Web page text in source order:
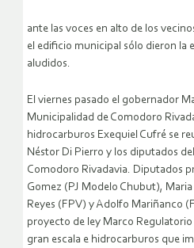
ante las voces en alto de los
el edificio municipal sólo dieron la
aludidos.
El viernes pasado el gobernador
Municipalidad de Comodoro
hidrocarburos Exequiel Cufré se
Néstor Di Pierro y los diputados
Comodoro Rivadavia. Diputados
Gomez (PJ Modelo Chubut),
Reyes (FPV) y Adolfo Mariñanco
proyecto de ley Marco
gran escala e hidrocarburos que